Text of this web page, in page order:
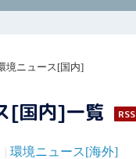
境ニュース[国内]
[国内]一覧 RSS
環境ニュース[海外]